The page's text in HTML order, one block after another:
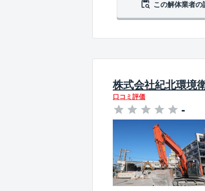
この解体業者の
株式会社紀北環境
口コミ評価
-